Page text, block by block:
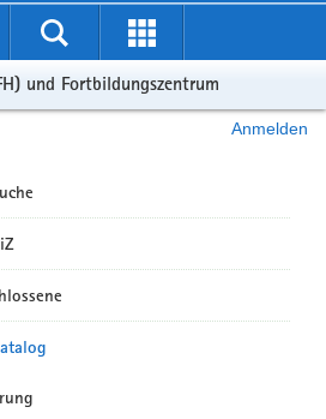
und Fortbildungszentrum
Anmelden